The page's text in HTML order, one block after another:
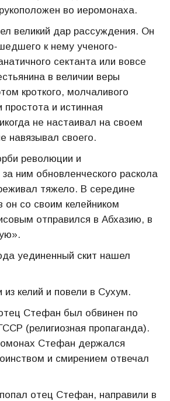
во иеромонаха.
великий дар рассуждения. Он
к нему ученого-
сектанта или вовсе
в величии веры
кроткого, молчаливого
и истинная
не настаивал на своем
навязывал своего.
революции и
ним обновленческого раскола
тяжело. В середине
он со своим келейником
отправился в Абхазию, в
уединенный скит нашел
келий и повели в Сухум.
Стефан был обвинен по
(религиозная пропаганда).
Стефан держался
и смирением отвечал
отец Стефан, направили в